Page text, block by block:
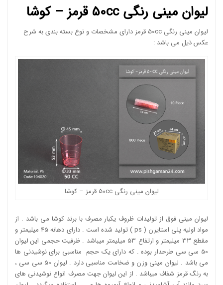
لیوان مینی رنگی 50cc قرمز – کوشا
لیوان مینی رنگی 50cc قرمز دارای مشخصات و نوع بسته بندی به شرح
عکس ذیل می باشد :
لیوان مینی رنگی 50cc قرمز – کوشا
لیوان مینی فوق از تولیدات ظروف یکبار مصرف با برند کوشا می باشد . از
مواد اولیه پلی استایرن ( ps ) تولید شده است . دارای دهانه 45 میلیمتر و
مقطع 33 میلیمتر و ارتفاع 53 میلیمتر میباشد . ظرفیت حجمی این لیوان
50 سی سی طرحدار بوده . که دارای یک حجم مناسبی برای نوشیدنی ها
می باشد . لیوان مینی وزن و ضخامت مناسبی دارد . لیوان 50 سی سی ،
به رنگ قرمز شفاف میباشد . از این لیوان جهت مصرف انواع نوشیدنی های